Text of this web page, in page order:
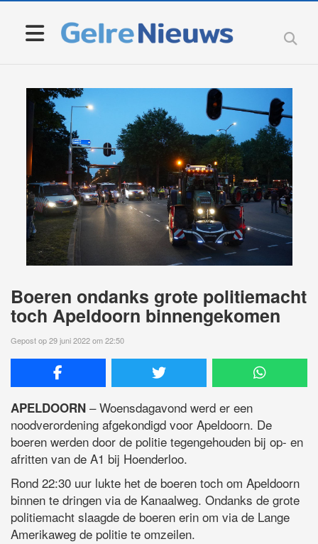
Boeren ondanks grote politiemacht
toch Apeldoorn binnengekomen
Gepost op 29 juni 2022 om 22:50
APELDOORN – Woensdagavond werd er een
noodverordening afgekondigd voor Apeldoorn. De
boeren werden door de politie tegengehouden bij op- en
afritten van de A1 bij Hoenderloo.
Rond 22:30 uur lukte het de boeren toch om Apeldoorn
binnen te dringen via de Kanaalweg. Ondanks de grote
politiemacht slaagde de boeren erin om via de Lange
Amerikaweg de politie te omzeilen.